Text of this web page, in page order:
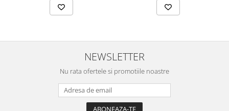
NEWSLETTER
Nu rata ofertele si promotiile noastre